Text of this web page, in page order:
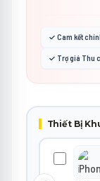
✓ Cam kết
✓ Trợ giá Thu
Thiết Bị